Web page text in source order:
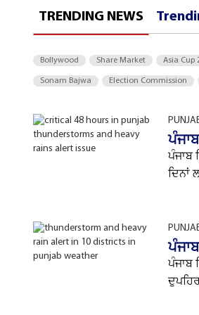
TRENDING NEWS
Bollywood Share Market Asia Cup
Sonam Bajwa Election Commission
ਪੰਜਾਬ
ਦਿਨਾਂ
ਪੰਜਾਬ